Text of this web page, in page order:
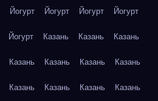
Йогурт Йогурт Йогурт Йогурт
Йогурт Казань Казань Казань
Казань Казань Казань Казань
Казань Казань Казань Казань